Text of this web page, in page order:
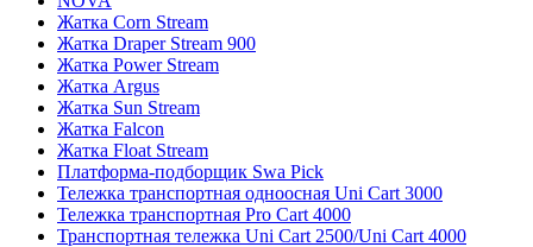
Жатка Corn Stream
Жатка Draper Stream 900
Жатка Power Stream
Жатка Argus
Жатка Sun Stream
Жатка Falcon
Жатка Floаt Stream
Платформа-подборщик Swa Pick
Тележка транспортная одноосная Uni Cart 3000
Тележка транспортная Pro Cart 4000
Транспортная тележка Uni Cart 2500/Uni Cart 4000